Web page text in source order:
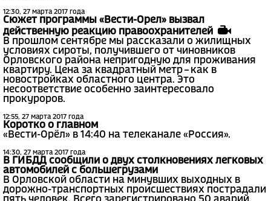
12:30, 27 марта 2017 года
Сюжет программы «Вести-Орел» вызвал
действенную реакцию правоохранителей
В прошлом сентябре мы рассказали о жилищных
условиях сироты, получившего от чиновников
Орловского района непригодную для проживания
квартиру. Цена за квадратный метр – как в
новостройках областного центра. Это
несоответствие особенно заинтересовало
прокуроров.
12:55, 27 марта 2017 года
Коротко о главном
«Вести-Орёл» в 14:40 на телеканале «Россия».
14:30, 27 марта 2017 года
В ГИБДД сообщили о двух столкновениях легковых
автомобилей с большегрузами
В Орловской области на минувших выходных в
дорожно-транспортных происшествиях пострадали